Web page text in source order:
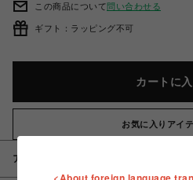
この商品について問い合わせる
ギフト：ラッピング不可
カートに
お気に入りアイ
アイテム説明 / 素材